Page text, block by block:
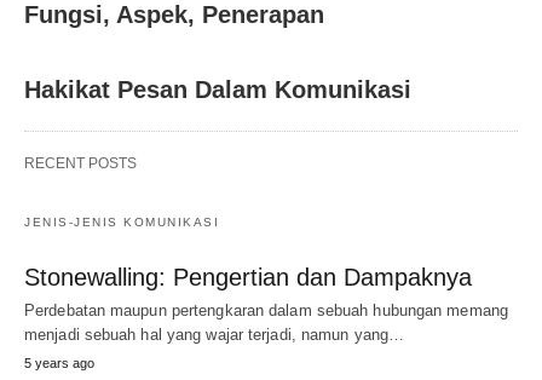
Fungsi, Aspek, Penerapan
Hakikat Pesan Dalam Komunikasi
RECENT POSTS
JENIS-JENIS KOMUNIKASI
Stonewalling: Pengertian dan Dampaknya
Perdebatan maupun pertengkaran dalam sebuah hubungan memang
menjadi sebuah hal yang wajar terjadi, namun yang…
5 years ago